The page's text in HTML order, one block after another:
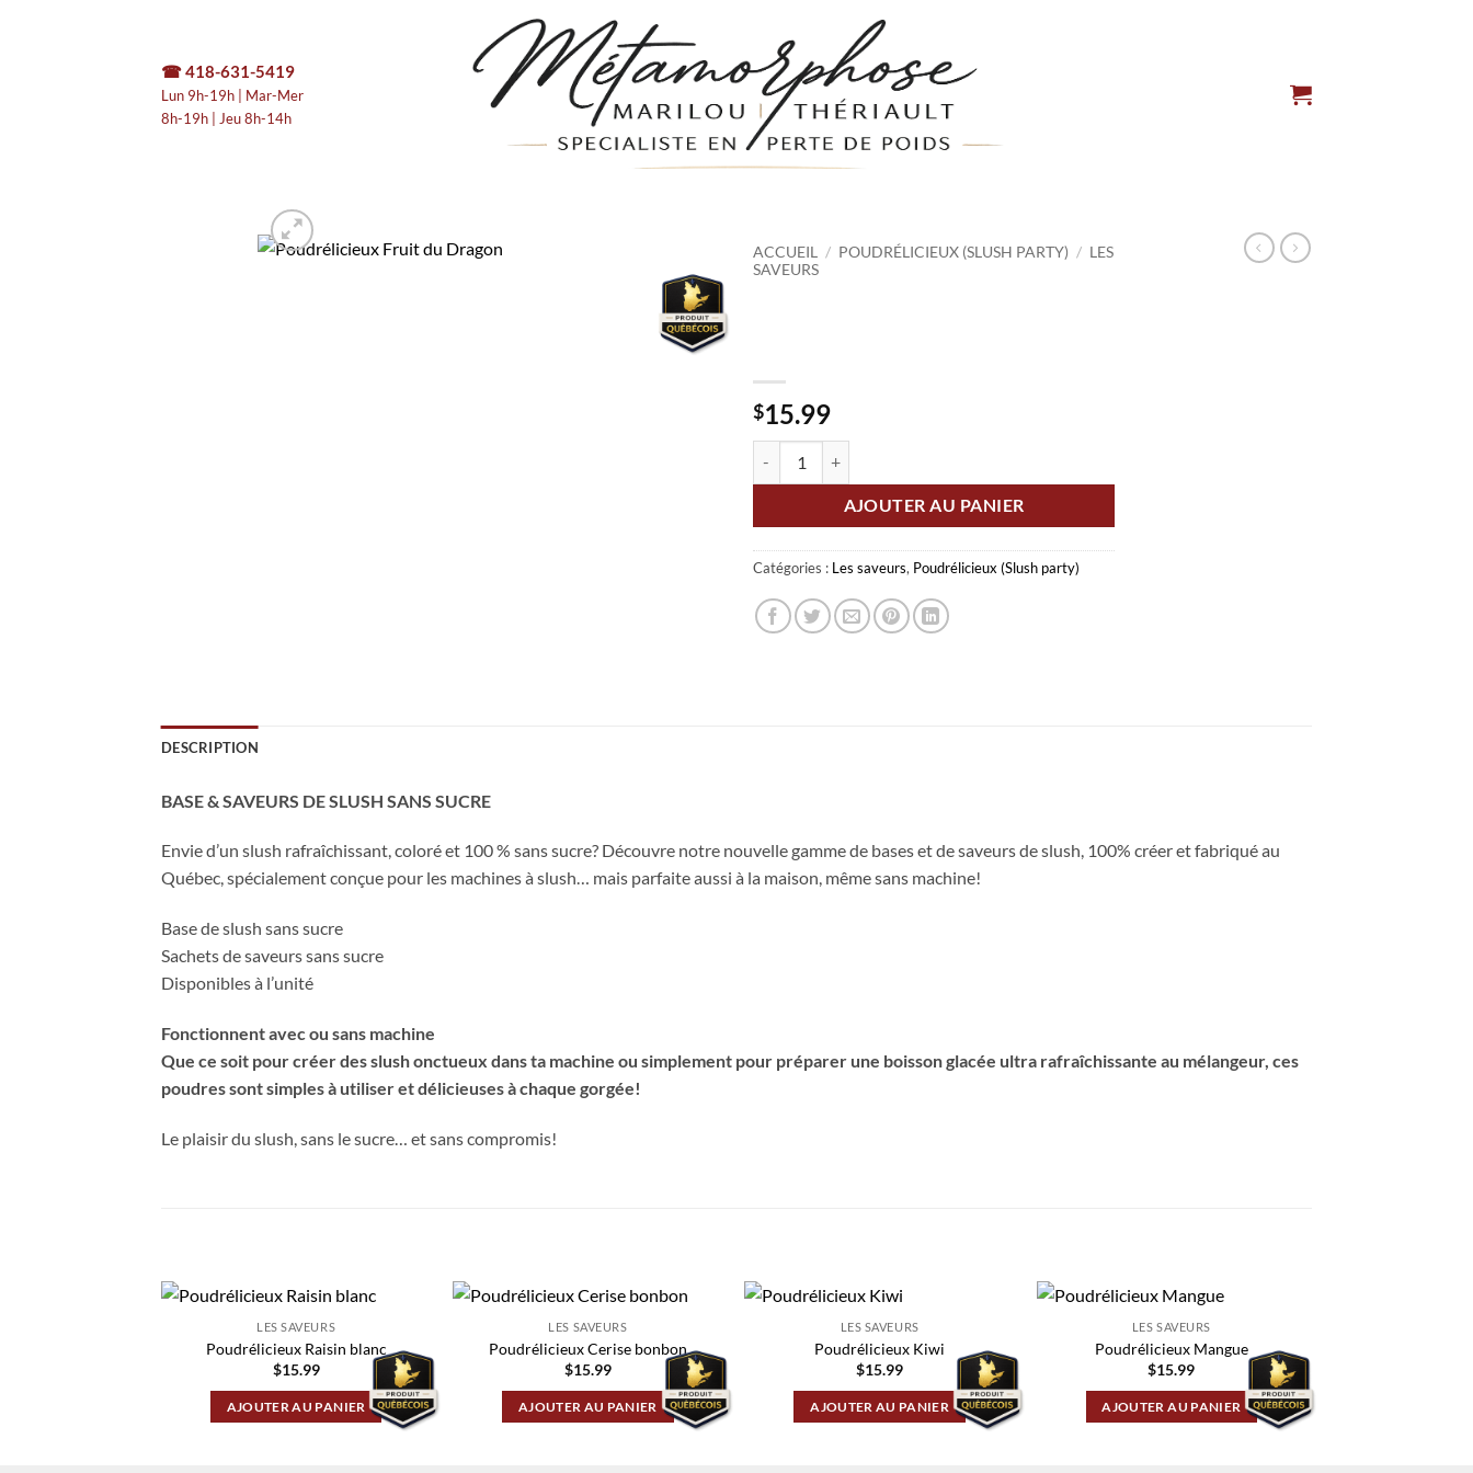
☎418-631-5419
Lun 9h-19h | Mar-Mer
8h-19h | Jeu 8h-14h
ACCUEIL / POUDRÉLICIEUX (SLUSH PARTY) / LES
SAVEURS
$15.99
AJOUTER AU PANIER
Catégories : Les saveurs, Poudrélicieux (Slush party)
DESCRIPTION
BASE & SAVEURS DE SLUSH SANS SUCRE
Envie d’un slush rafraîchissant, coloré et 100 % sans sucre? Découvre notre nouvelle gamme de bases et de saveurs de slush, 100% créer et fabriqué au
Québec, spécialement conçue pour les machines à slush… mais parfaite aussi à la maison, même sans machine!
Base de slush sans sucre
Sachets de saveurs sans sucre
Disponibles à l’unité
Fonctionnent avec ou sans machine
Que ce soit pour créer des slush onctueux dans ta machine ou simplement pour préparer une boisson glacée ultra rafraîchissante au mélangeur, ces
poudres sont simples à utiliser et délicieuses à chaque gorgée!
Le plaisir du slush, sans le sucre… et sans compromis!
LES SAVEURS
Poudrélicieux Raisin blanc
$15.99
AJOUTER AU PANIER
LES SAVEURS
Poudrélicieux Cerise bonbon
$15.99
AJOUTER AU PANIER
LES SAVEURS
Poudrélicieux Kiwi
$15.99
AJOUTER AU PANIER
LES SAVEURS
Poudrélicieux Mangue
$15.99
AJOUTER AU PANIER